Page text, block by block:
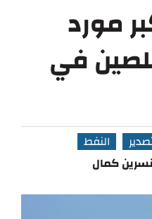
مورد
في
النفط
نسرين كمال